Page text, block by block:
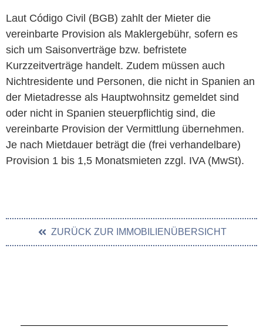
Laut Código Civil (BGB) zahlt der Mieter die
vereinbarte Provision als Maklergebühr, sofern es
sich um Saisonverträge bzw. befristete
Kurzzeitverträge handelt. Zudem müssen auch
Nichtresidente und Personen, die nicht in Spanien an
der Mietadresse als Hauptwohnsitz gemeldet sind
oder nicht in Spanien steuerpflichtig sind, die
vereinbarte Provision der Vermittlung übernehmen.
Je nach Mietdauer beträgt die (frei verhandelbare)
Provision 1 bis 1,5 Monatsmieten zzgl. IVA (MwSt).
ZURÜCK ZUR IMMOBILIENÜBERSICHT